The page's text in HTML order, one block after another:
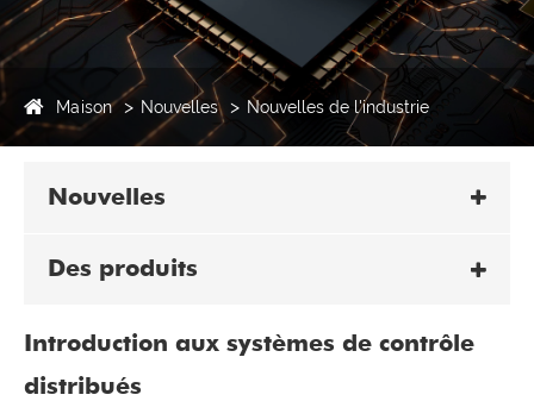
Maison Nouvelles Nouvelles de l'industrie
Nouvelles
Des produits
Introduction aux systèmes de contrôle
distribués